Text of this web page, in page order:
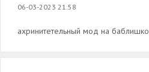
06-03-2023 21:58
ахринитетельный мод на баблишко